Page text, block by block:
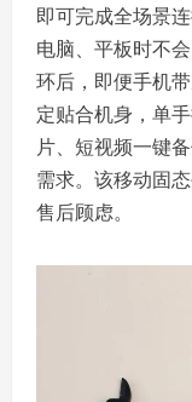
即可完成全场景
电脑、平板时不
环后，即便手机
定贴合机身，单
片、短视频一键
需求。该移动固
售后顾虑。